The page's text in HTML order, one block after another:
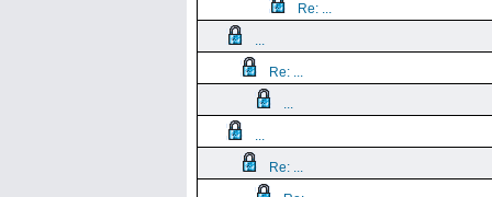
Re: ...
...
Re: ...
...
...
Re: ...